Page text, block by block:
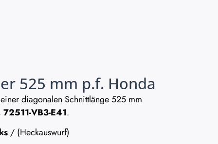
525 mm p.f. Honda
diagonalen Schnittlänge 525 mm
VB3-E41.
/ (Heckauswurf)